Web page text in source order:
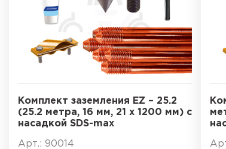
Комплект заземления EZ – 25.2
(25.2 метра, 16 мм, 21 х 1200 мм) с
насадкой SDS-max
Арт.: 90014